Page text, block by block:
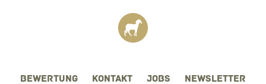
BEWERTUNG KONTAKT JOBS NEWSLETTER